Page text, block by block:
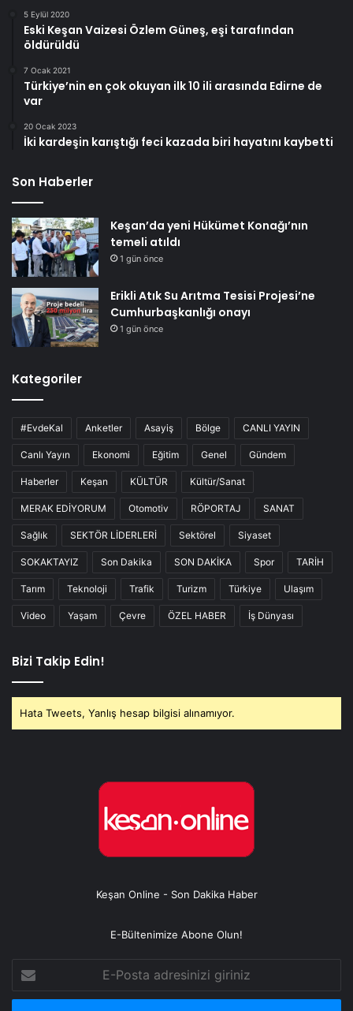
5 Eylül 2020
Eski Keşan Vaizesi Özlem Güneş, eşi tarafından
öldürüldü
7 Ocak 2021
Türkiye’nin en çok okuyan ilk 10 ili arasında Edirne de
var
20 Ocak 2023
İki kardeşin karıştığı feci kazada biri hayatını kaybetti
Son Haberler
Keşan’da yeni Hükümet Konağı’nın
temeli atıldı
1 gün önce
Erikli Atık Su Arıtma Tesisi Projesi’ne
Cumhurbaşkanlığı onayı
1 gün önce
Kategoriler
#EvdeKal Anketler Asayiş Bölge CANLI YAYIN
Canlı Yayın Ekonomi Eğitim Genel Gündem
Haberler Keşan KÜLTÜR Kültür/Sanat
MERAK EDİYORUM Otomotiv RÖPORTAJ SANAT
Sağlık SEKTÖR LİDERLERİ Sektörel Siyaset
SOKAKTAYIZ Son Dakika SON DAKİKA Spor TARİH
Tarım Teknoloji Trafik Turizm Türkiye Ulaşım
Video Yaşam Çevre ÖZEL HABER İş Dünyası
Bizi Takip Edin!
Hata Tweets, Yanlış hesap bilgisi alınamıyor.
Keşan Online - Son Dakika Haber
E-Bültenimize Abone Olun!
Posta
adresinizi